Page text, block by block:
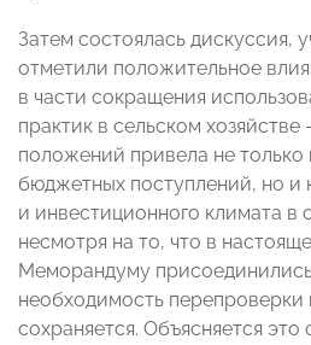
Затем состоялась дискуссия,
отметили положительное
в части сокращения
практик в сельском
положений привела не только
бюджетных поступлений, но и
и инвестиционного климата в
несмотря на то, что в
Меморандуму
необходимость перепроверки
сохраняется. Объясняется это